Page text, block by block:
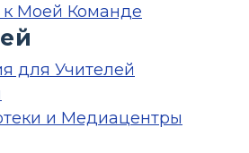
к Моей Команде
для Учителей
и Медиацентры